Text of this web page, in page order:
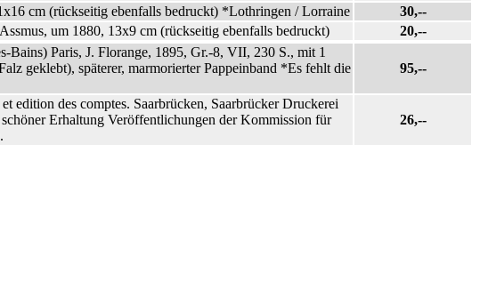
cm (rückseitig ebenfalls bedruckt) *Lothringen / Lorraine
30,--
um 1880, 13x9 cm (rückseitig ebenfalls bedruckt) 20,--
Bains) Paris, J. Florange, 1895, Gr.-8, VII, 230 S., mit 1
geklebt), späterer, marmorierter Pappeinband *Es fehlt die
95,--
edition des comptes. Saarbrücken, Saarbrücker Druckerei
Erhaltung Veröffentlichungen der Kommission für
26,--